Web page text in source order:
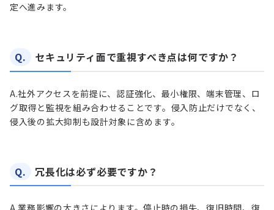
定へ進みます。
Q. セキュリティ面で重視すべき点は何ですか？
A.社外アクセスを前提に、認証強化、最小権限、端末管理、ロ
グ取得と監視を組み合わせることです。侵入防止だけでなく、
侵入後の拡大抑制も設計対象に含めます。
Q. 冗長化は必ず必要ですか？